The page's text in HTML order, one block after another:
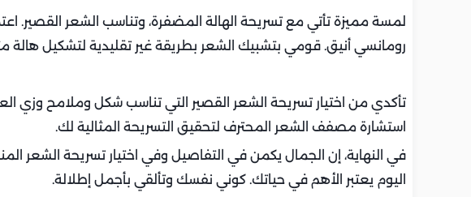
لمسة مميزة تأتي مع تسريحة الهالة المضفرة، وتناسب الشعر
رومانسي أنيق. قومي بتشبيك الشعر بطريقة غير تقليدية لتشكيل هالة
تأكدي من اختيار تسريحة الشعر القصير التي تناسب شكل وملامح وزي
استشارة مصفف الشعر المحترف لتحقيق التسريحة المثالية لك.
في النهاية، إن الجمال يكمن في التفاصيل وفي اختيار تسريحة الشعر
اليوم يعتبر الأهم في حياتك. كوني نفسك وتألقي بأجمل إطلالة.